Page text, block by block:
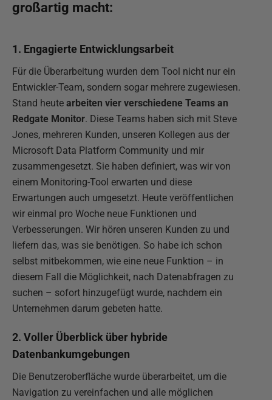
großartig macht:
1. Engagierte Entwicklungsarbeit
Für die Überarbeitung wurden dem Tool nicht nur ein
Entwickler-Team, sondern sogar mehrere zugewiesen.
Stand heute arbeiten vier verschiedene Teams an
Redgate Monitor. Diese Teams haben sich mit Steve
Jones, mehreren Kunden, unseren Kollegen aus der
Microsoft Data Platform Community und mir
zusammengesetzt. Sie haben definiert, was wir von
einem Monitoring-Tool erwarten und diese
Erwartungen auch umgesetzt. Heute veröffentlichen
wir einmal pro Woche neue Funktionen und
Verbesserungen. Wir hören unseren Kunden zu und
liefern das, was sie benötigen. So habe ich schon
selbst mitbekommen, wie eine neue Funktion – in
diesem Fall die Möglichkeit, nach Datenabfragen zu
suchen – sofort hinzugefügt wurde, nachdem ein
Unternehmen darum gebeten hatte.
2. Voller Überblick über hybride
Datenbankumgebungen
Die Benutzeroberfläche wurde überarbeitet, um die
Navigation zu vereinfachen und alle möglichen